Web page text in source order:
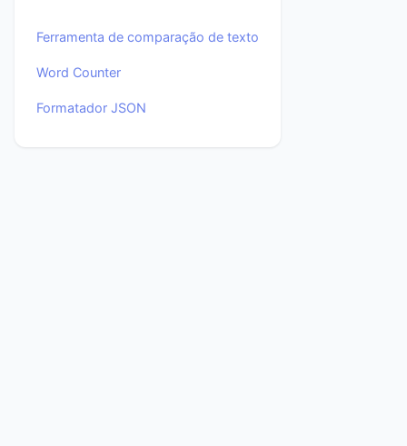
Ferramenta de comparação de texto
Word Counter
Formatador JSON